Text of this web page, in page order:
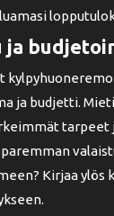
ja
ja budjetti.
tarpeet
Kirjaa ylös